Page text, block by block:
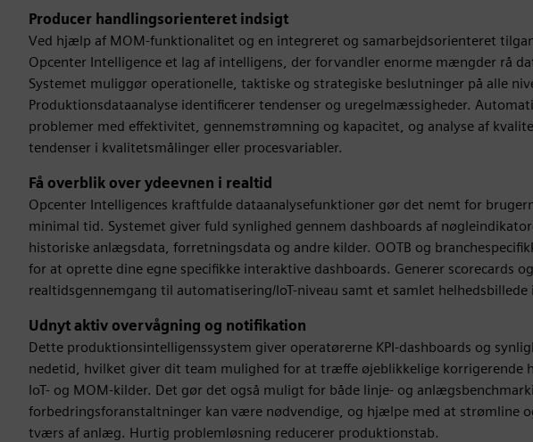
Producer handlingsorienteret indsigt
Ved hjælp af MOM-funktionalitet og en integreret og samarbejdsorienteret
Opcenter Intelligence et lag af intelligens, der forvandler enorme mængder rå
Systemet muliggør operationelle, taktiske og strategiske beslutninger på alle
Produktionsdataanalyse identificerer tendenser og uregelmæssigheder.
problemer med effektivitet, gennemstrømning og kapacitet, og analyse af
tendenser i kvalitetsmålinger eller procesvariabler.
Få overblik over ydeevnen i realtid
Opcenter Intelligences kraftfulde dataanalysefunktioner gør det nemt for
minimal tid. Systemet giver fuld synlighed gennem dashboards af
historiske anlægsdata, forretningsdata og andre kilder. OOTB og
for at oprette dine egne specifikke interaktive dashboards. Generer scorecards
realtidsgennemgang til automatisering/IoT-niveau samt et samlet
Udnyt aktiv overvågning og notifikation
Dette produktionsintelligenssystem giver operatørerne KPI-dashboards og
nedetid, hvilket giver dit team mulighed for at træffe øjeblikkelige korrigerende
IoT- og MOM-kilder. Det gør det også muligt for både linje- og
forbedringsforanstaltninger kan være nødvendige, og hjælpe med at strømline
tværs af anlæg. Hurtig problemløsning reducerer produktionstab.